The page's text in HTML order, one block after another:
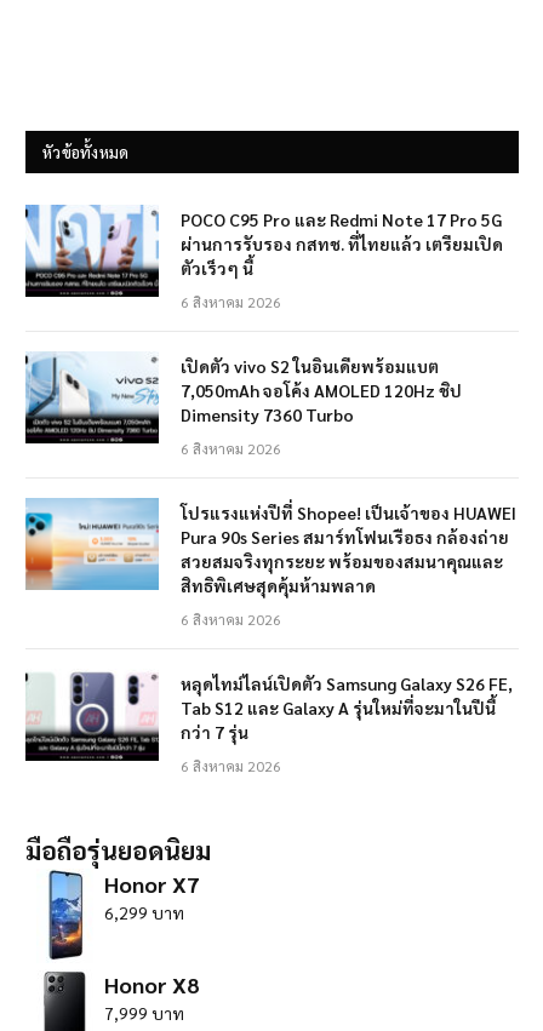
หัวข้อทั้งหมด
POCO C95 Pro และ Redmi Note 17 Pro 5G
ผ่านการรับรอง กสทช. ที่ไทยแล้ว เตรียมเปิด
ตัวเร็วๆ นี้
6 สิงหาคม 2026
เปิดตัว vivo S2 ในอินเดียพร้อมแบต
7,050mAh จอโค้ง AMOLED 120Hz ชิป
Dimensity 7360 Turbo
6 สิงหาคม 2026
โปรแรงแห่งปีที่ Shopee! เป็นเจ้าของ HUAWEI
Pura 90s Series สมาร์ทโฟนเรือธง กล้องถ่าย
สวยสมจริงทุกระยะ พร้อมของสมนาคุณและ
สิทธิพิเศษสุดคุ้มห้ามพลาด
6 สิงหาคม 2026
หลุดไทม์ไลน์เปิดตัว Samsung Galaxy S26 FE,
Tab S12 และ Galaxy A รุ่นใหม่ที่จะมาในปีนี้
กว่า 7 รุ่น
6 สิงหาคม 2026
มือถือรุ่นยอดนิยม
Honor X7
6,299 บาท
Honor X8
7,999 บาท